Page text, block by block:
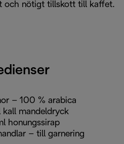
och nötigt tillskott till kaffet.
– 100 % arabica
kall mandeldryck
honungssirap
– till garnering